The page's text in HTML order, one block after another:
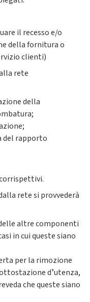
il recesso e/o
della fornitura o
clienti)
rete
della
del rapporto
rete si provvederà
altre componenti
in cui queste siano
per la rimozione
dʼutenza,
che queste siano